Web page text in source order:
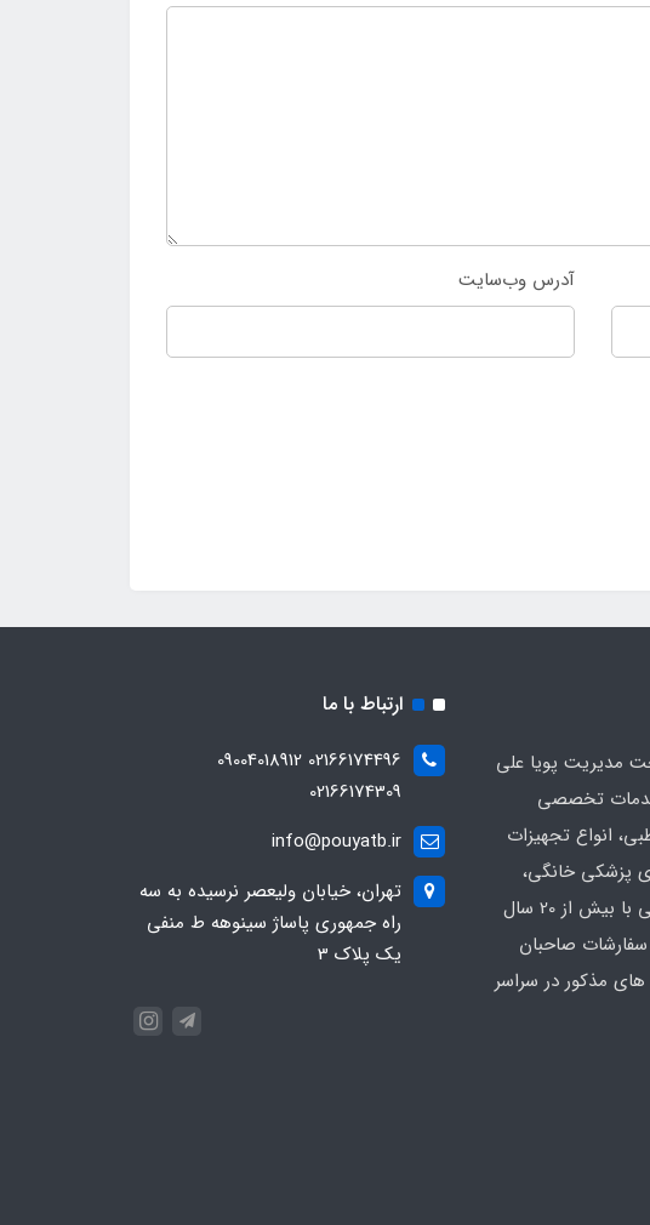
آدرس وب‌سایت
مدیریت پویا علی
خدمات تخصصی
انواع تجهیزات
پزشکی خانگی،
بیمارستانی و کلینیکی با بیش از 20 سال
سفارشات صاحبان
مذکور در سراسر
ارتباط با ما
02166174496 09004018912
02166174309
info@pouyatb.ir
تهران، خیابان ولیعصر نرسیده به سه
راه جمهوری پاساژ سینوهه ط منفی
یک پلاک 3